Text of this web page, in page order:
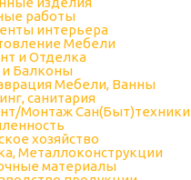
работы
интерьера
Мебели
и Отделка
Балконы
Мебели, Ванны
санитария
Монтаж Сан(Быт)техники
хозяйство
Металлоконструкции
материалы